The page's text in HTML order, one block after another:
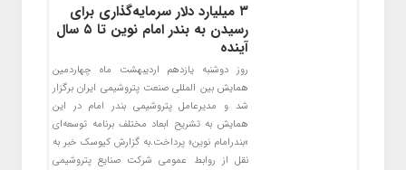
۳ میلیارد دلار سرمایه‌گذاری برای
رسیدن به بندر امام نوین تا ۵ سال
آینده
روز دوشنبه یازدهم اردیبهشت ماه چهاردمین
همایش بین المللی صنعت پتروشیمی ایران برگزار
شد و مدیرعامل پتروشیمی بندر امام در این
همایش به تشریح ابعاد مختلف برنامه توسعه‌ای
«بندرامام نوین» پرداخت.به گزارش کیوسک خبر به
نقل از روابط عمومی شرکت صنایع پتروشیمی